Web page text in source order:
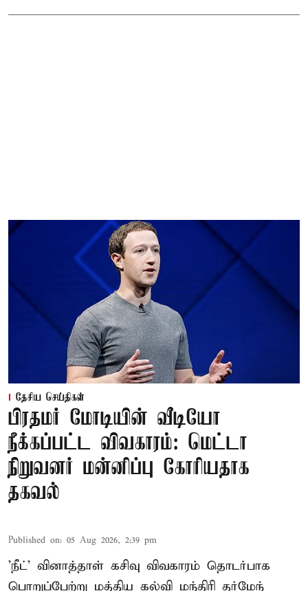
தேசிய செய்திகள்
பிரதமர் மோடியின் வீடியோ
நீக்கப்பட்ட விவகாரம்: மெட்டா
நிறுவனர் மன்னிப்பு கோரியதாக
தகவல்
Published on: 05 Aug 2026, 2:39 pm
'நீட்' வினாத்தாள் கசிவு விவகாரம் தொடர்பாக
பொறுப்பேற்று மத்திய கல்வி மந்திரி தர்மேந்